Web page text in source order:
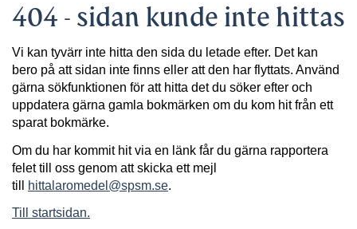
404 - sidan kunde inte hittas
Vi kan tyvärr inte hitta den sida du letade efter. Det kan
bero på att sidan inte finns eller att den har flyttats. Använd
gärna sökfunktionen för att hitta det du söker efter och
uppdatera gärna gamla bokmärken om du kom hit från ett
sparat bokmärke.
Om du har kommit hit via en länk får du gärna rapportera
felet till oss genom att skicka ett mejl
till
hittalaromedel@spsm.se.
Till startsidan.